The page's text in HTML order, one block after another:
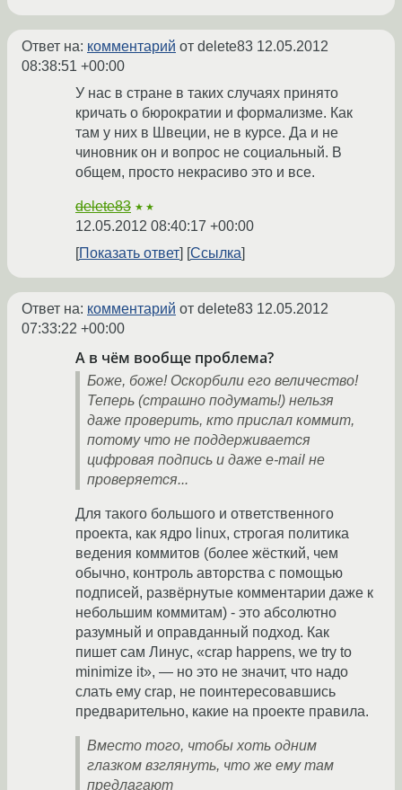
Ответ на: комментарий от delete83 12.05.2012
08:38:51 +00:00
У нас в стране в таких случаях принято
кричать о бюрократии и формализме. Как
там у них в Швеции, не в курсе. Да и не
чиновник он и вопрос не социальный. В
общем, просто некрасиво это и все.
delete83 ★★
12.05.2012 08:40:17 +00:00
Показать ответ
Ссылка
Ответ на: комментарий от delete83 12.05.2012
07:33:22 +00:00
А в чём вообще проблема?
Боже, боже! Оскорбили его величество!
Теперь (страшно подумать!) нельзя
даже проверить, кто прислал коммит,
потому что не поддерживается
цифровая подпись и даже e-mail не
проверяется...
Для такого большого и ответственного
проекта, как ядро linux, строгая политика
ведения коммитов (более жёсткий, чем
обычно, контроль авторства с помощью
подписей, развёрнутые комментарии даже к
небольшим коммитам) - это абсолютно
разумный и оправданный подход. Как
пишет сам Линус, «crap happens, we try to
minimize it», — но это не значит, что надо
слать ему crap, не поинтересовавшись
предварительно, какие на проекте правила.
Вместо того, чтобы хоть одним
глазком взглянуть, что же ему там
предлагают